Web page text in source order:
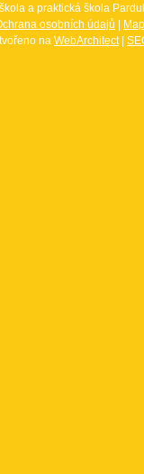
a praktická škola
osobních údajů
na WebArchitect|